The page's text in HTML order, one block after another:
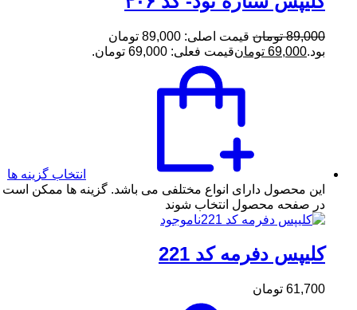
89,000 تومان
قیمت اصلی: 89,000 تومان
بود.69,000 تومانقیمت فعلی: 69,000 تومان.
انتخاب گزینه ها
این محصول دارای انواع مختلفی می باشد. گزینه ها ممکن است
در صفحه محصول انتخاب شوند
ناموجود
کلیپس دفرمه کد 221
61,700 تومان